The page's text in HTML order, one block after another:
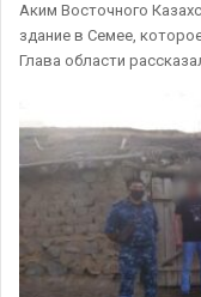
Аким Восточного
здание в Семее,
Глава области